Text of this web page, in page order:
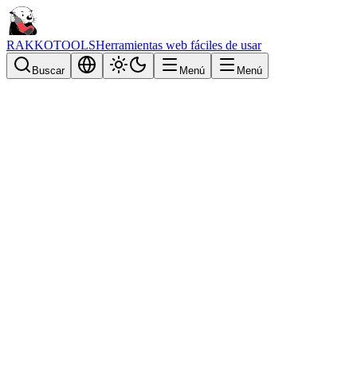
RAKKOTOOLSHerramientas web fáciles de usar
Buscar Menú Menú